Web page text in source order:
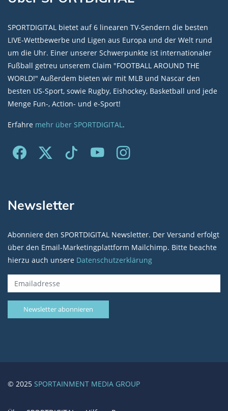
SPORTDIGITAL bietet auf 6 linearen TV-Sendern die besten
LIVE-Wettbewerbe und Ligen aus Europa und der Welt rund
um die Uhr. Einer unserer Schwerpunkte ist internationaler
Fußball getreu unserem Claim "FOOTBALL AROUND THE
WORLD!" Außerdem bieten wir mit MLB und Nascar den
besten US-Sport, sowie Rugby, Eishockey, Basketball und jede
Menge Fun-, Action- und e-Sport!
Erfahre mehr über SPORTDIGITAL.
Newsletter
Abonniere den SPORTDIGITAL Newsletter. Der Versand erfolgt
über den Email-Marketingplattform Mailchimp. Bitte beachte
hierzu auch unsere Datenschutzerklärung
© 2025 SPORTAINMENT MEDIA GROUP